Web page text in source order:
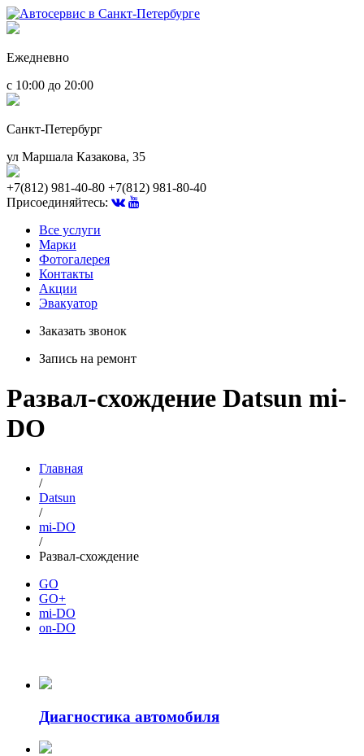
Ежедневно
с 10:00 до 20:00
Санкт-Петербург
ул Маршала Казакова, 35
+7(812) 981-40-80 +7(812) 981-80-40
Присоединяйтесь:
Все услуги
Марки
Фотогалерея
Контакты
Акции
Эвакуатор
Заказать звонок
Запись на ремонт
Развал-схождение Datsun mi-
DO
Главная
/
Datsun
/
mi-DO
/
Развал-схождение
GO
GO+
mi-DO
on-DO
Диагностика автомобиля